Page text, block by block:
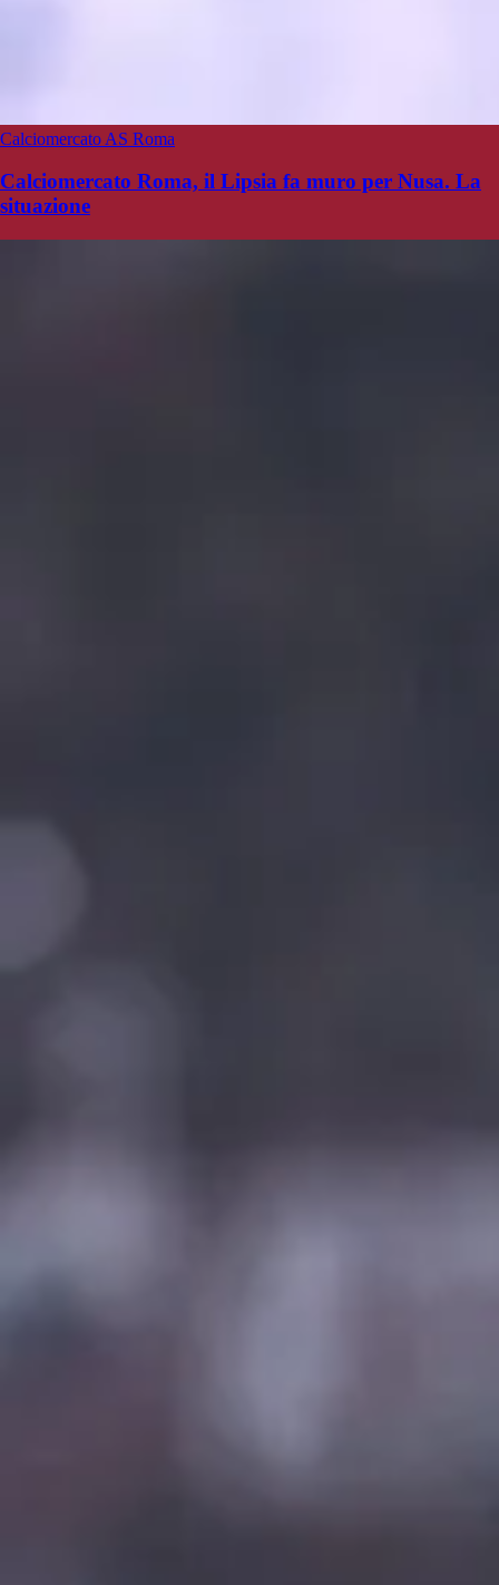
Calciomercato AS Roma
Calciomercato Roma, il Lipsia fa muro per Nusa. La
situazione